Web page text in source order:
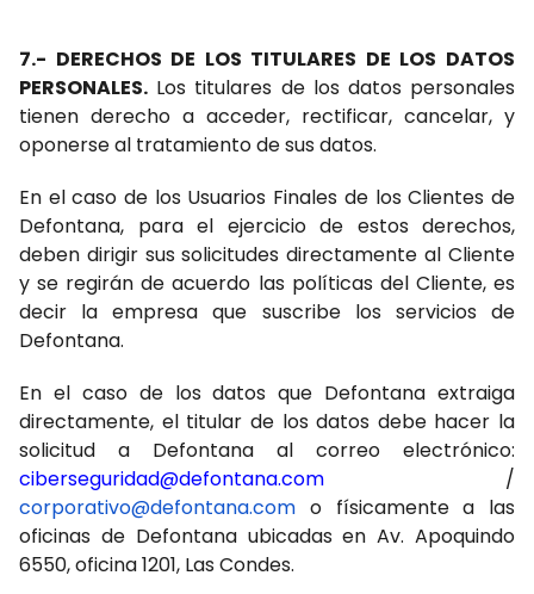
7.- DERECHOS DE LOS TITULARES DE LOS DATOS
PERSONALES. Los titulares de los datos personales
tienen derecho a acceder, rectificar, cancelar, y
oponerse al tratamiento de sus datos.
En el caso de los Usuarios Finales de los Clientes de
Defontana, para el ejercicio de estos derechos,
deben dirigir sus solicitudes directamente al Cliente
y se regirán de acuerdo las políticas del Cliente, es
decir la empresa que suscribe los servicios de
Defontana.
En el caso de los datos que Defontana extraiga
directamente, el titular de los datos debe hacer la
solicitud a Defontana al correo electrónico:
ciberseguridad@defontana.com /
corporativo@defontana.com o físicamente a las
oficinas de Defontana ubicadas en Av. Apoquindo
6550, oficina 1201, Las Condes.